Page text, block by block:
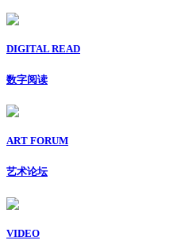
DIGITAL READ
数字阅读
ART FORUM
艺术论坛
VIDEO